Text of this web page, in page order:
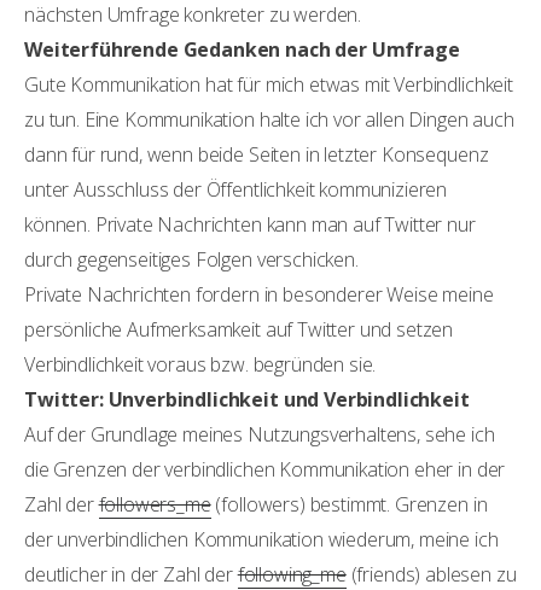
nächsten Umfrage konkreter zu werden.
Weiterführende Gedanken nach der Umfrage
Gute Kommunikation hat für mich etwas mit Verbindlichkeit
zu tun. Eine Kommunikation halte ich vor allen Dingen auch
dann für rund, wenn beide Seiten in letzter Konsequenz
unter Ausschluss der Öffentlichkeit kommunizieren
können. Private Nachrichten kann man auf Twitter nur
durch gegenseitiges Folgen verschicken.
Private Nachrichten fordern in besonderer Weise meine
persönliche Aufmerksamkeit auf Twitter und setzen
Verbindlichkeit voraus bzw. begründen sie.
Twitter: Unverbindlichkeit und Verbindlichkeit
Auf der Grundlage meines Nutzungsverhaltens, sehe ich
die Grenzen der verbindlichen Kommunikation eher in der
Zahl derfollowers_me(followers) bestimmt. Grenzen in
der unverbindlichen Kommunikation wiederum, meine ich
deutlicher in der Zahl derfollowing_me(friends) ablesen zu